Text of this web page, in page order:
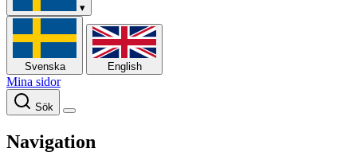
▾
Svenska English
Mina sidor
Sök
Navigation